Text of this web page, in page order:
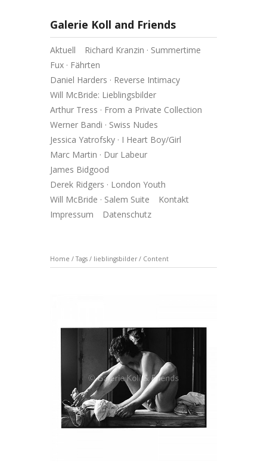
Galerie Koll and Friends
Aktuell
Richard Kranzin · Summertime
Fux · Fährten
Daniel Harders · Reverse Intimacy
Will McBride: Lieblingsbilder
Arthur Tress · From a Private Collection
Werner Bandi · Swiss Nudes
Jessica Yatrofsky · I Heart Boy/Girl
Marc Martin · Dur Labeur
James Bidgood
Derek Ridgers · London Youth
Will McBride · Salem Suite
Kontakt
Impressum
Datenschutz
Home /Tags / lieblingsbilder/ Content